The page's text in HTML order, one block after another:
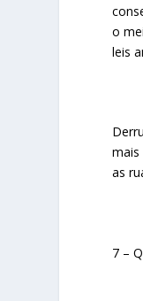
o
leis
mais
as
7 –